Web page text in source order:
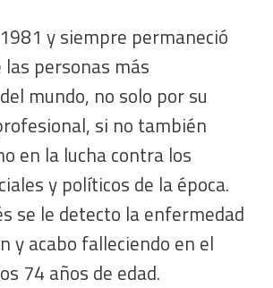
y siempre permaneció
las personas más
mundo, no solo por su
si no también
en la lucha contra los
y políticos de la época.
se le detecto la enfermedad
y acabo falleciendo en el
74 años de edad.